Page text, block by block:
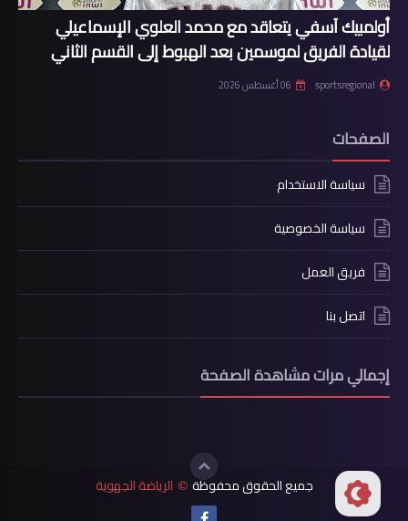
أولمبيك آسفي يتعاقد مع محمد العلوي الإسماعيلي
لقيادة الفريق لموسمين بعد الهبوط إلى القسم الثاني
sportsregional 06 أغسطس 2026
الصفحات
سياسة الاستخدام
سياسة الخصوصية
فريق العمل
اتصل بنا
إجمالي مرات مشاهدة الصفحة
جميع الحقوق محفوظة © الرياضة الجهوية